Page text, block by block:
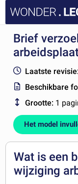
HOME
FAQ
MIJN ACCOUNT
Brief
Laatste
Beschikbare
Grootte: 1
Het model
Wat is een
wijziging